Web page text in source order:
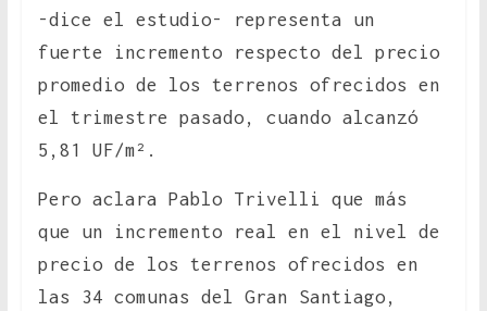
-dice el estudio- representa un
fuerte incremento respecto del precio
promedio de los terrenos ofrecidos en
el trimestre pasado, cuando alcanzó
5,81 UF/m².
Pero aclara Pablo Trivelli que más
que un incremento real en el nivel de
precio de los terrenos ofrecidos en
las 34 comunas del Gran Santiago,